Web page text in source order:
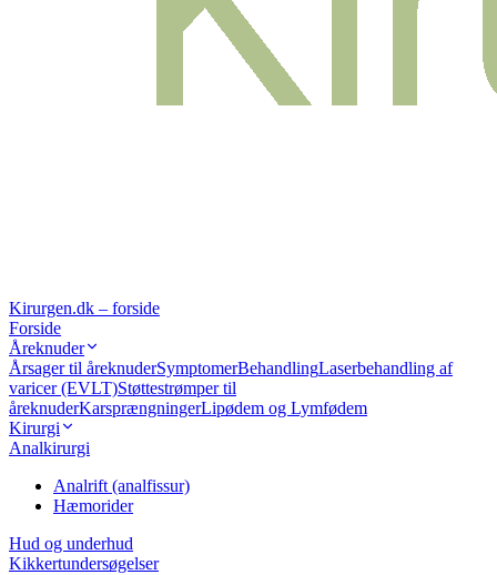
Kirurgen.dk – forside
Forside
Åreknuder
Årsager til åreknuderSymptomerBehandlingLaserbehandling af
varicer (EVLT)Støttestrømper til
åreknuderKarsprængningerLipødem og Lymfødem
Kirurgi
Analkirurgi
Analrift (analfissur)
Hæmorider
Hud og underhud
Kikkertundersøgelser